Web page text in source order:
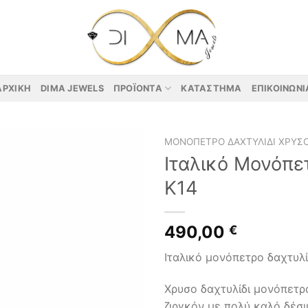
DIMA JEWELS ΠΡΟΪΌΝΤΑ ΚΑΤΆΣΤΗΜΑ
ΜΟΝΌΠΕΤΡΟ ΔΑΧΤΥΛΊΔΙ
Ιταλικό
Κ14
490,00 €
Ιταλικό μονόπετρο
Χρυσο δαχτυλίδι